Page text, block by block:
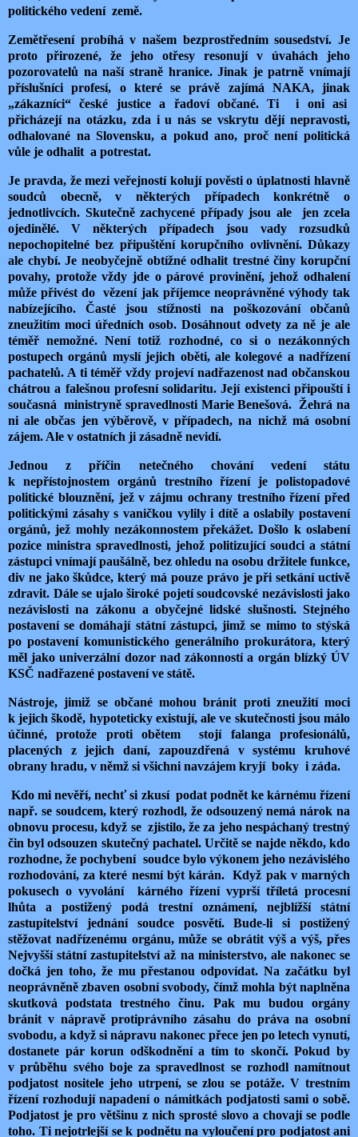
politického vedení země.
Zemětřesení probíhá v našem bezprostředním sousedství. Je
proto přirozené, že jeho otřesy resonují v úvahách jeho
pozorovatelů na naší straně hranice. Jinak je patrně vnímají
příslušníci profesí, o které se právě zajímá NAKA, jinak
„zákazníci“ české justice a řadoví občané. Ti i oni asi
přicházejí na otázku, zda i u nás se vskrytu dějí nepravosti,
odhalované na Slovensku, a pokud ano, proč není politická
vůle je odhalit a potrestat.
Je pravda, že mezi veřejností kolují pověsti o úplatnosti hlavně
soudců obecně, v některých případech konkrétně o
jednotlivcích. Skutečně zachycené případy jsou ale jen zcela
ojedinělé. V některých případech jsou vady rozsudků
nepochopitelné bez připuštění korupčního ovlivnění. Důkazy
ale chybí. Je neobyčejně obtížné odhalit trestné činy korupční
povahy, protože vždy jde o párové provinění, jehož odhalení
může přivést do vězení jak příjemce neoprávněné výhody tak
nabízejícího. Časté jsou stížnosti na poškozování občanů
zneužitím moci úředních osob. Dosáhnout odvety za ně je ale
téměř nemožné. Není totiž rozhodné, co si o nezákonných
postupech orgánů myslí jejich oběti, ale kolegové a nadřízení
pachatelů. A ti téměř vždy projeví nadřazenost nad občanskou
chátrou a falešnou profesní solidaritu. Její existenci připouští i
současná ministryně spravedlnosti Marie Benešová. Žehrá na
ni ale občas jen výběrově, v případech, na nichž má osobní
zájem. Ale v ostatních ji zásadně nevidí.
Jednou z příčin netečného chování vedení státu
k nepřístojnostem orgánů trestního řízení je polistopadové
politické blouznění, jež v zájmu ochrany trestního řízení před
politickými zásahy s vaničkou vylily i dítě a oslabily postavení
orgánů, jež mohly nezákonnostem překážet. Došlo k oslabení
pozice ministra spravedlnosti, jehož politizující soudci a státní
zástupci vnímají paušálně, bez ohledu na osobu držitele funkce,
div ne jako škůdce, který má pouze právo je při setkání uctivě
zdravit. Dále se ujalo široké pojetí soudcovské nezávislosti jako
nezávislosti na zákonu a obyčejné lidské slušnosti. Stejného
postavení se domáhají státní zástupci, jimž se mimo to stýská
po postavení komunistického generálního prokurátora, který
měl jako univerzální dozor nad zákonností a orgán blízký ÚV
KSČ nadřazené postavení ve státě.
Nástroje, jimiž se občané mohou bránit proti zneužití moci
k jejich škodě, hypoteticky existují, ale ve skutečnosti jsou málo
účinné, protože proti obětem
stojí falanga profesionálů,
placených z jejich daní, zapouzdřená v systému kruhové
obrany hradu, v němž si všichni navzájem kryjí boky i záda.
Kdo mi nevěří, nechť si zkusí podat podnět ke kárnému řízení
např. se soudcem, který rozhodl, že odsouzený nemá nárok na
obnovu procesu, když se zjistilo, že za jeho nespáchaný trestný
čin byl odsouzen skutečný pachatel. Určitě se najde někdo, kdo
rozhodne, že pochybení soudce bylo výkonem jeho nezávislého
rozhodování, za které nesmí být kárán. Když pak v marných
pokusech o vyvolání kárného řízení vyprší tříletá procesní
lhůta a postižený podá trestní oznámení, nejblížší státní
zastupitelství jednání soudce posvětí. Bude-li si postižený
stěžovat nadřízenému orgánu, může se obrátit výš a výš, přes
Nejvyšší státní zastupitelství až na ministerstvo, ale nakonec se
dočká jen toho, že mu přestanou odpovídat. Na začátku byl
neoprávněně zbaven osobní svobody, čímž mohla být naplněna
skutková podstata trestného činu. Pak mu budou orgány
bránit v nápravě protiprávního zásahu do práva na osobní
svobodu, a když si nápravu nakonec přece jen po letech vynutí,
dostanete pár korun odškodnění a tím to skončí. Pokud by
v průběhu svého boje za spravedlnost se rozhodl namítnout
podjatost nositele jeho utrpení, se zlou se potáže. V trestním
řízení rozhodují napadení o námitkách podjatosti sami o sobě.
Podjatost je pro většinu z nich sprosté slovo a chovají se podle
toho. Ti nejotrlejší se k podnětu na vyloučení pro podjatost ani